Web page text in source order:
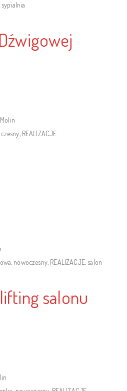
sypialnia
, REALIZACJE
, nowoczesny, REALIZACJE, salon
salonu